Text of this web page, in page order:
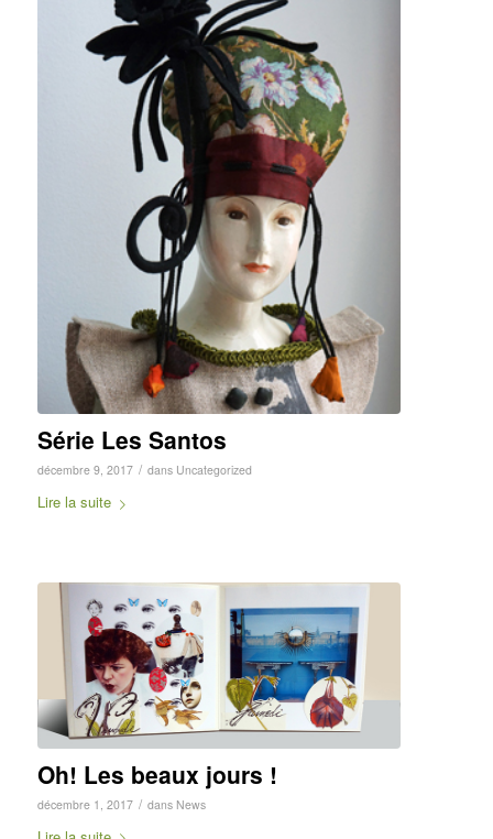
Série Les Santos
décembre 9, 2017 / dans Uncategorized
Lire la suite
Oh! Les beaux jours !
décembre 1, 2017 / dans News